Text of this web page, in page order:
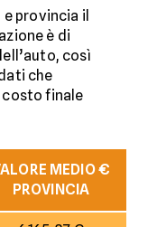
provincia il
è di
così
che
costo finale
MEDIO €
PROVINCIA